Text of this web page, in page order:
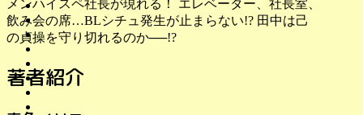
メンハイスペ社長が現れる！ エレベーター、社長室、
飲み会の席…BLシチュ発生が止まらない!? 田中は己
の貞操を守り切れるのか──!?
著者紹介